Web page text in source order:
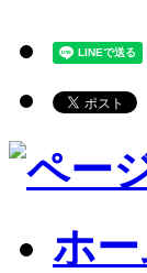
ホ